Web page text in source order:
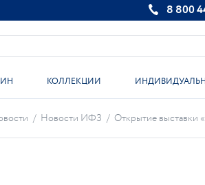
8 800
КОЛЛЕКЦИИ
/ Новости ИФЗ / Открытие выставки